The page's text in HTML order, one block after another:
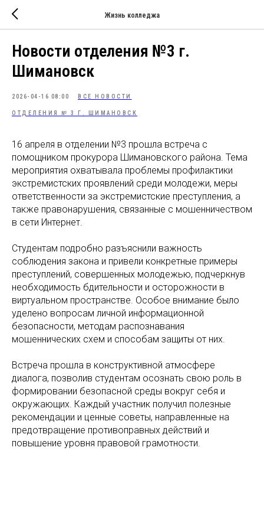
Жизнь колледжа
Новости отделения №3 г.
Шимановск
2026-04-16 08:00 ВСЕ НОВОСТИ
ОТДЕЛЕНИЯ № 3 Г. ШИМАНОВСК
16 апреля в отделении №3 прошла встреча с
помощником прокурора Шимановского района. Тема
мероприятия охватывала проблемы профилактики
экстремистских проявлений среди молодежи, меры
ответственности за экстремистские преступления, а
также правонарушения, связанные с мошенничеством
в сети Интернет.
Студентам подробно разъяснили важность
соблюдения закона и привели конкретные примеры
преступлений, совершенных молодежью, подчеркнув
необходимость бдительности и осторожности в
виртуальном пространстве. Особое внимание было
уделено вопросам личной информационной
безопасности, методам распознавания
мошеннических схем и способам защиты от них.
Встреча прошла в конструктивной атмосфере
диалога, позволив студентам осознать свою роль в
формировании безопасной среды вокруг себя и
окружающих. Каждый участник получил полезные
рекомендации и ценные советы, направленные на
предотвращение противоправных действий и
повышение уровня правовой грамотности.